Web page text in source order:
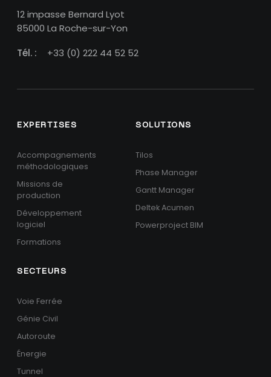
12 impasse Bernard Lyot
85000 La Roche-sur-Yon
Tél. :
+33 (0) 222 44 52 52
EXPERTISES
Accompagnements
méthodologiques
Missions de
production
Développement
logiciel
Formations
SOLUTIONS
Tilos
Phase Manager
Gantt Manager
Deltek Acumen
Powerproject BIM
SECTEURS
Voie Ferrée
Génie Civil
Autoroute
Énergie
Tunnel